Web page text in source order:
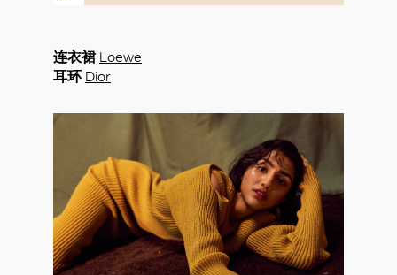
连衣裙 Loewe
耳环 Dior